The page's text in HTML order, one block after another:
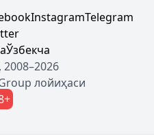
InstagramTelegram
Ўзбекча
лойиҳаси